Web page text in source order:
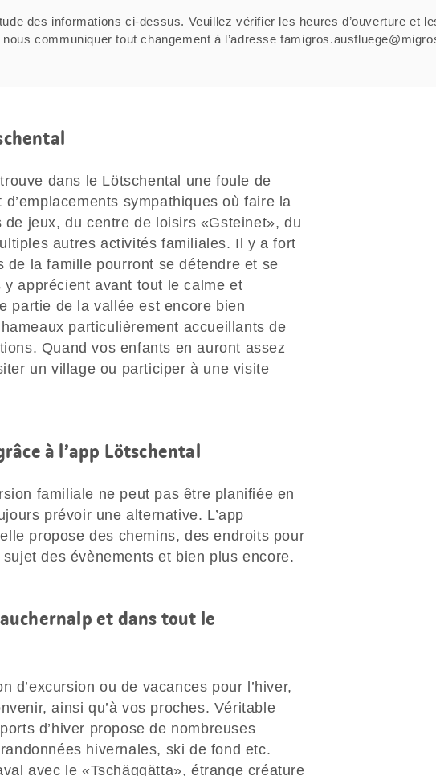
des informations ci-dessus. Veuillez vérifier les heures d’ouverture et
communiquer tout changement à l’adresse
dans le Lötschental une foule de
sympathiques où faire la
jeux, du centre de loisirs «Gsteinet», du
autres activités familiales. Il y a fort
de la famille pourront se détendre et se
apprécient avant tout le calme et
partie de la vallée est encore bien
particulièrement accueillants de
Quand vos enfants en auront assez
un village ou participer à une visite
à l’app Lötschental
familiale ne peut pas être planifiée en
prévoir une alternative. L’app
propose des chemins, des endroits pour
des évènements et bien plus encore.
et dans tout le
d’excursion ou de vacances pour l’hiver,
ainsi qu’à vos proches. Véritable
d’hiver propose de nombreuses
hivernales, ski de fond etc.
avec le «Tschäggätta», étrange créature